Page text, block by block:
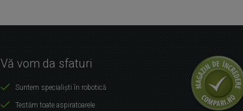
Vă vom da sfaturi
Suntem specialiști în robotică
Testăm toate aspiratoarele